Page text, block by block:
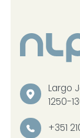
Largo
1250-
+351